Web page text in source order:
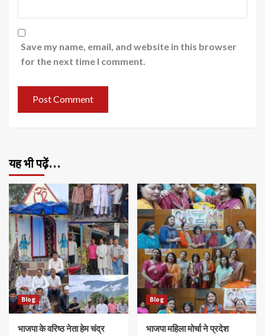
Save my name, email, and website in this browser
for the next time I comment.
यह भी पढ़ें…
Blog
भाजपा के वरिष्ठ नेता हेम चंद्र
Blog
भाजपा महिला मोर्चा ने प्रदेश